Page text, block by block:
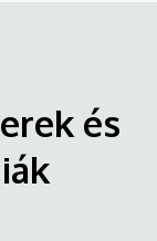
és